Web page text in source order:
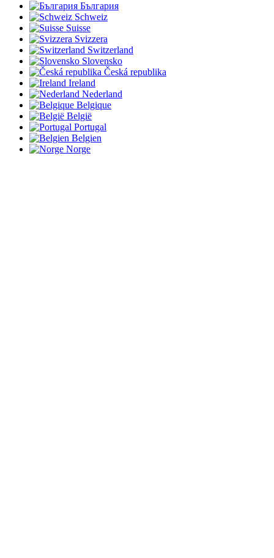
България
Schweiz
Suisse
Svizzera
Switzerland
Slovensko
Česká republika
Ireland
Nederland
Belgique
België
Portugal
Belgien
Norge